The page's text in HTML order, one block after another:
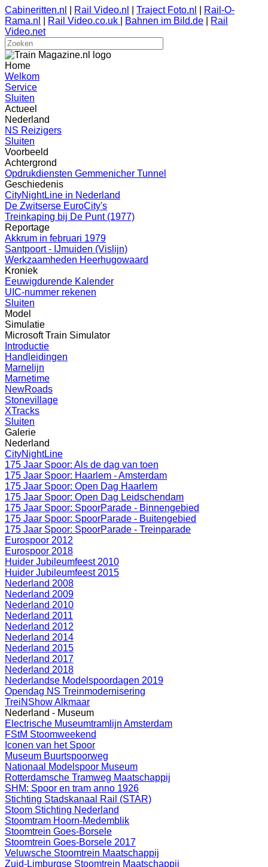
Cabineritten.nl Rail Video.nl Traject Foto.nl
Rail-O-
Rama.nl
Rail Video.co.uk Bahnen im Bild.de
Rail
Video.net
Home
Welkom
Service
Sluiten
Actueel
Nederland
NS Reizigers
Sluiten
Voorbeeld
Achtergrond
Opdrukdiensten Gemmenicher Tunnel
Geschiedenis
CityNightLine in Nederland
De Zwitserse EuroCity's
Treinkaping bij De Punt (1977)
Reportage
Akkrum in februari 1979
Santpoort - IJmuiden (Vislijn)
Werkzaamheden Heerhugowaard
Kroniek
Eeuwigdurende Kalender
UIC-nummer rekenen
Sluiten
Model
Simulatie
Microsoft Train Simulator
Introductie
Handleidingen
Marnelijn
Marnetime
NewRoads
Stonevillage
XTracks
Sluiten
Galerie
Nederland
CityNightLine
175 Jaar Spoor: Als de dag van toen
175 Jaar Spoor: Haarlem - Amsterdam
175 Jaar Spoor: Open Dag Haarlem
175 Jaar Spoor: Open Dag Leidschendam
175 Jaar Spoor: SpoorParade - Binnengebied
175 Jaar Spoor: SpoorParade - Buitengebied
175 Jaar Spoor: SpoorParade - Treinparade
Eurospoor 2012
Eurospoor 2018
Huider Jubileumfeest 2010
Huider Jubileumfeest 2015
Nederland 2008
Nederland 2009
Nederland 2010
Nederland 2011
Nederland 2012
Nederland 2014
Nederland 2015
Nederland 2017
Nederland 2018
Nederlandse Modelspoordagen 2019
Opendag NS Treinmodernisering
TreiNShow Alkmaar
Nederland - Museum
Electrische Museumtramlijn Amsterdam
FStM Stoomweekend
Iconen van het Spoor
Museum Buurtspoorweg
Nationaal Modelspoor Museum
Rotterdamsche Tramweg Maatschappij
SHM: Spoor en tram anno 1926
Stichting Stadskanaal Rail (STAR)
Stoom Stichting Nederland
Stoomtram Hoorn-Medemblik
Stoomtrein Goes-Borsele
Stoomtrein Goes-Borsele 2017
Veluwsche Stoomtrein Maatschappij
Zuid-Limburgse Stoomtrein Maatschappij